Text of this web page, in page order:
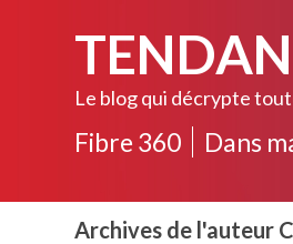
Le blog qui décrypte
Fibre 360 Dans
Archives de l'auteur